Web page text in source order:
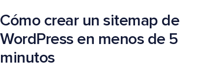
Cómo crear un sitemap de
WordPress en menos de 5
minutos